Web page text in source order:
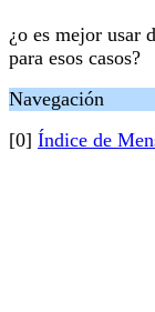
¿o es mejor usar
para esos casos?
Navegación
[0] Índice de